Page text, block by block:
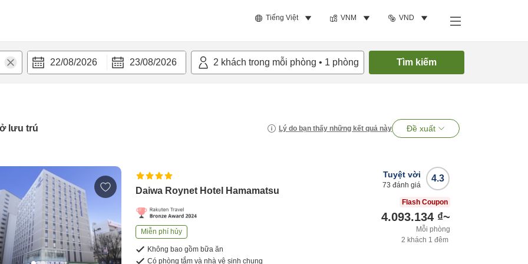
Tiếng Việt VNM VND
22/08/2026 23/08/2026 2 khách trong mỗi phòng • 1 phòng Tìm kiếm
lưu trú Lý do bạn thấy những kết quả này Đề xuất
Daiwa Roynet Hotel Hamamatsu
Miễn phí hủy
Không bao gồm bữa ăn
Có phòng tắm và nhà vệ sinh chung
4.3
Tuyệt vời
73 đánh giá
Flash Coupon
4.093.134 ₫~
Mỗi phòng
2 khách 1 đêm